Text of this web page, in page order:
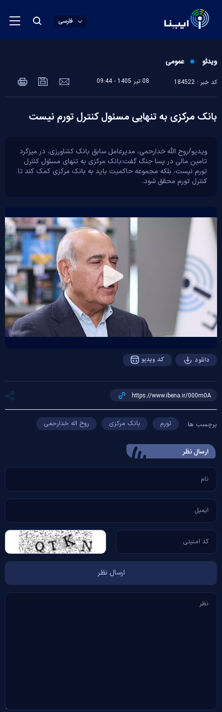
فارسی
ویدئو عمومی
کد خبر : 184522 08 تير 1405 - 09:44
بانک مرکزی به تنهایی مسئول کنترل تورم نیست
ویدیو/روح الله خدارحمی، مدیرعامل سابق بانک کشاورزی، در میزگرد
تامین مالی در پسا جنگ گفت:بانک مرکزی به تنهای مسئول کنترل
تورم نیست، بلکه مجموعه حاکمیت باید به بانک مرکزی کمک کند تا
کنترل تورم محقق شود.
Play
Video
دانلود کد ویدیو
برچسب ها: تورم بانک مرکزی روح اله خدارحمی
ارسال‌ نظر